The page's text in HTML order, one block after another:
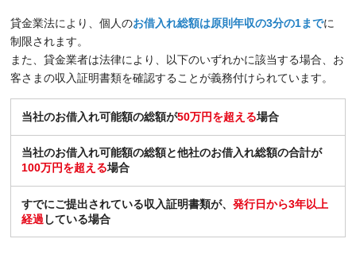
貸金業法により、個人のお借入れ総額は原則年収の3分の1までに
制限されます。
また、貸金業者は法律により、以下のいずれかに該当する場合、お
客さまの収入証明書類を確認することが義務付けられています。
当社のお借入れ可能額の総額が50万円を超える場合
当社のお借入れ可能額の総額と他社のお借入れ総額の合計が
100万円を超える場合
すでにご提出されている収入証明書類が、発行日から3年以上
経過 している場合